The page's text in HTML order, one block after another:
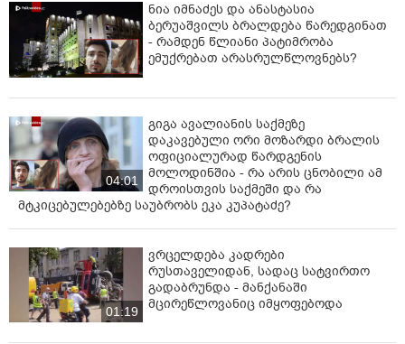
ნია იმნაძეს და ანასტასია
ბერუაშვილს ბრალდება წარედგინათ
- რამდენ წლიანი პატიმრობა
ემუქრებათ არასრულწლოვნებს?
04:01
გიგა ავალიანის საქმეზე
დაკავებული ორი მოზარდი ბრალის
ოფიციალურად წარდგენის
მოლოდინშია - რა არის ცნობილი ამ
დროისთვის საქმეში და რა
მტკიცებულებებზე საუბრობს ეკა კუპატაძე?
01:19
ვრცელდება კადრები
რუსთაველიდან, სადაც სატვირთო
გადაბრუნდა - მანქანაში
მცირეწლოვანიც იმყოფებოდა